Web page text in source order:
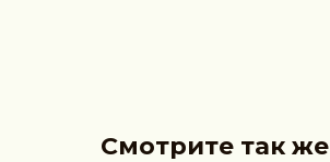
Смотрите так же